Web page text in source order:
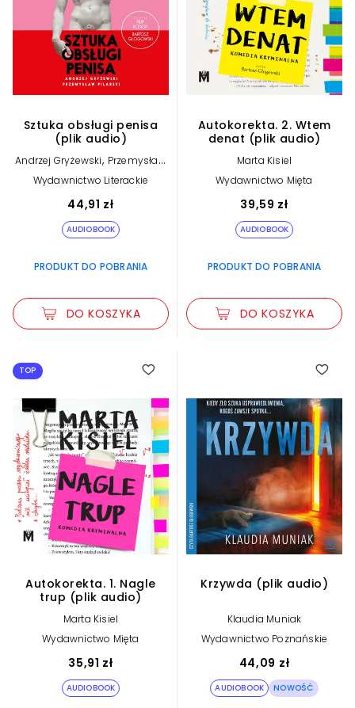
Sztuka obsługi penisa
(plik audio)
Andrzej Gryżewski, Przemysław
Pilarski
Wydawnictwo Literackie
44,91 zł
AUDIOBOOK
PRODUKT DO POBRANIA
DO KOSZYKA
Autokorekta. 2. Wtem
denat (plik audio)
Marta Kisiel
Wydawnictwo Mięta
39,59 zł
AUDIOBOOK
PRODUKT DO POBRANIA
DO KOSZYKA
TOP
Autokorekta. 1. Nagle
trup (plik audio)
Marta Kisiel
Wydawnictwo Mięta
35,91 zł
AUDIOBOOK
Krzywda (plik audio)
Klaudia Muniak
Wydawnictwo Poznańskie
44,09 zł
AUDIOBOOK NOWOŚĆ